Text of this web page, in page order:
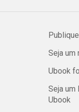
Seja um
Ubook
Seja um
Ubook